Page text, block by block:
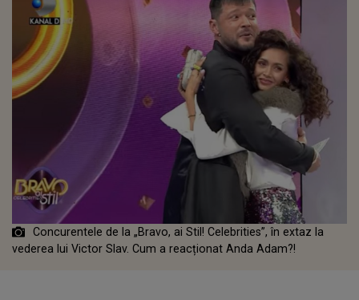
Concurentele de la „Bravo, ai Stil! Celebrities”, în extaz la
vederea lui Victor Slav. Cum a reacționat Anda Adam?!